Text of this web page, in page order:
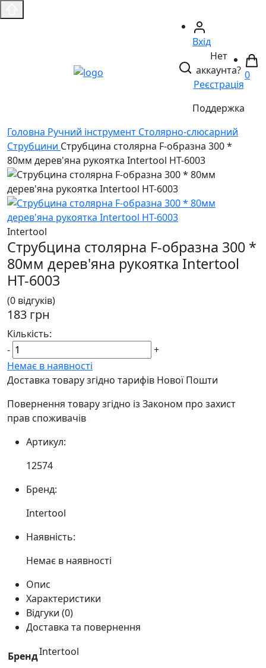
Вхід
Нет
аккаунта?
Реєстрація
Поддержка
0
Головнa Ручний інструмент Столярно-слюсарний
Струбцини Струбцина столярна F-образна 300 *
80мм дерев'яна рукоятка Intertool HT-6003
Intertool
Струбцина столярна F-образна 300 *
80мм дерев'яна рукоятка Intertool
HT-6003
(0 відгуків)
183 грн
Кількість:
-
+
Немає в наявності
Доставка товару згідно тарифів Нової Пошти
Повернення товару згідно із Законом про захист
прав споживачів
Артикул:
12574
Бренд:
Intertool
Наявність:
Немає в наявності
Опис
Характеристики
Відгуки (0)
Доставка та повернення
БрендIntertool